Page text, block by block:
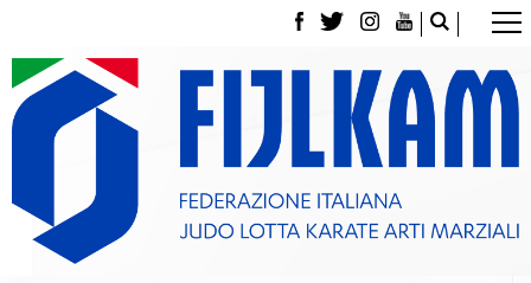
La Federazione
Tesseramento
Contatti
Norme e modulistica Affiliazioni e Tesseramenti
Classifica Società Sportive con più di 100 atleti
tesserati